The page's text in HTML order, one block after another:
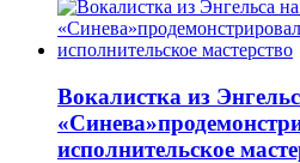
Вокалистка из
исполнительское